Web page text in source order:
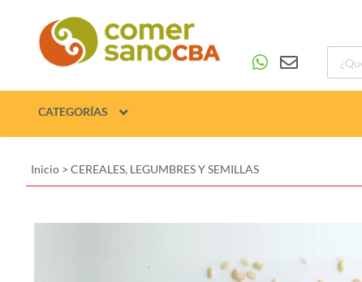
CATEGORÍAS
Inicio > CEREALES, LEGUMBRES Y SEMILLAS